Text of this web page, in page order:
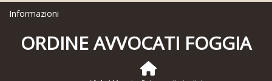
Informazioni
ORDINE AVVOCATI FOGGIA